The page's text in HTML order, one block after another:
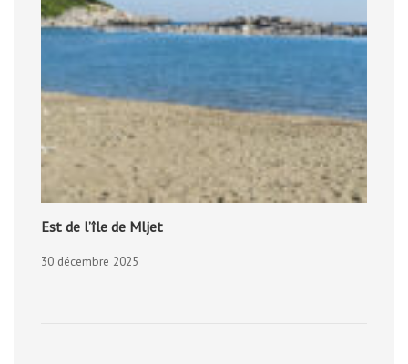
Est de l’île de Mljet
30 décembre 2025